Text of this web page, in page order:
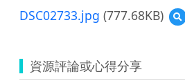
DSC02733.jpg (777.68KB)
覽
資源評論或心得分享